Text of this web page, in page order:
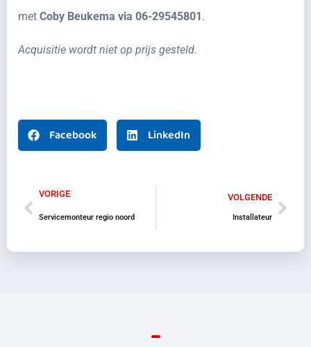
met Coby Beukema via 06-29545801.
Acquisitie wordt niet op prijs gesteld.
Facebook LinkedIn
VORIGE
Servicemonteur regio noord
VOLGENDE
Installateur